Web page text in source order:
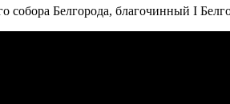
собора Белгорода, благочинный I